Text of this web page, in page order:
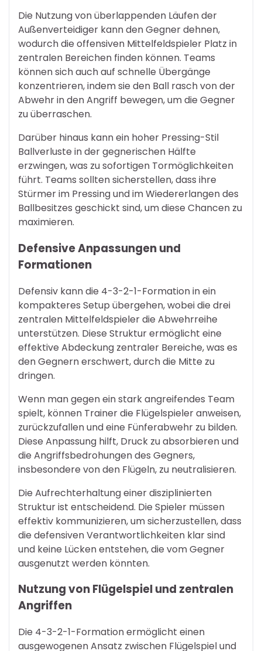
Die Nutzung von überlappenden Läufen der
Außenverteidiger kann den Gegner dehnen,
wodurch die offensiven Mittelfeldspieler Platz in
zentralen Bereichen finden können. Teams
können sich auch auf schnelle Übergänge
konzentrieren, indem sie den Ball rasch von der
Abwehr in den Angriff bewegen, um die Gegner
zu überraschen.
Darüber hinaus kann ein hoher Pressing-Stil
Ballverluste in der gegnerischen Hälfte
erzwingen, was zu sofortigen Tormöglichkeiten
führt. Teams sollten sicherstellen, dass ihre
Stürmer im Pressing und im Wiedererlangen des
Ballbesitzes geschickt sind, um diese Chancen zu
maximieren.
Defensive Anpassungen und
Formationen
Defensiv kann die 4-3-2-1-Formation in ein
kompakteres Setup übergehen, wobei die drei
zentralen Mittelfeldspieler die Abwehrreihe
unterstützen. Diese Struktur ermöglicht eine
effektive Abdeckung zentraler Bereiche, was es
den Gegnern erschwert, durch die Mitte zu
dringen.
Wenn man gegen ein stark angreifendes Team
spielt, können Trainer die Flügelspieler anweisen,
zurückzufallen und eine Fünferabwehr zu bilden.
Diese Anpassung hilft, Druck zu absorbieren und
die Angriffsbedrohungen des Gegners,
insbesondere von den Flügeln, zu neutralisieren.
Die Aufrechterhaltung einer disziplinierten
Struktur ist entscheidend. Die Spieler müssen
effektiv kommunizieren, um sicherzustellen, dass
die defensiven Verantwortlichkeiten klar sind
und keine Lücken entstehen, die vom Gegner
ausgenutzt werden könnten.
Nutzung von Flügelspiel und zentralen
Angriffen
Die 4-3-2-1-Formation ermöglicht einen
ausgewogenen Ansatz zwischen Flügelspiel und